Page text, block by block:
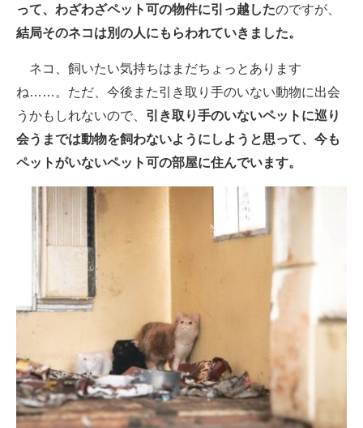
って、わざわざペット可の物件に引っ越したのですが、
結局そのネコは別の人にもらわれていきました。
ネコ、飼いたい気持ちはまだちょっとあります
ね……。ただ、今後また引き取り手のいない動物に出会
うかもしれないので、 引き取り手のいないペットに巡り
会うまでは動物を飼わないようにしようと思って、今も
ペットがいないペット可の部屋に住んでいます。